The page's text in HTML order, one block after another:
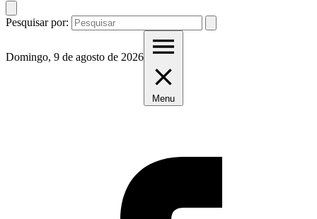
Pesquisar por:
Domingo, 9 de agosto de 2026
Menu